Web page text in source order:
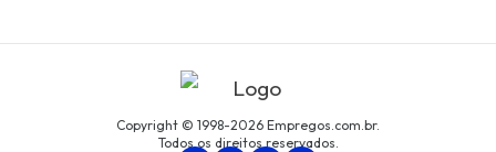
Copyright © 1998-2026 Empregos.com.br.
Todos os direitos reservados.